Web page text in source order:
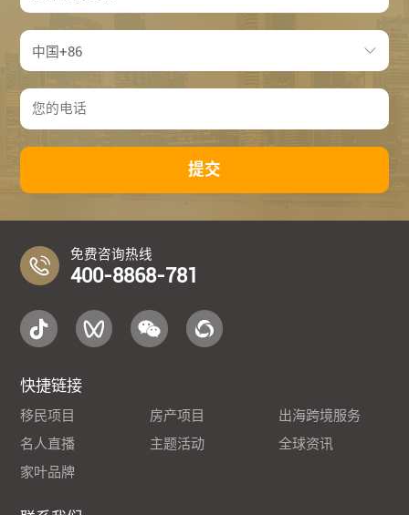
提交
免费咨询热线
400-8868-781
快捷链接
移民项目 房产项目
出海跨境服务
名人直播
主题活动
全球资讯
家叶品牌